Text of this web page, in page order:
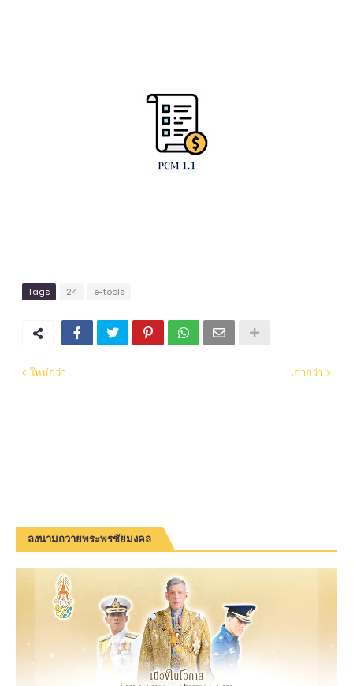
Tags 24 e-tools
ใหม่กว่า เก่ากว่า
ลงนามถวายพระพรชัยมงคล